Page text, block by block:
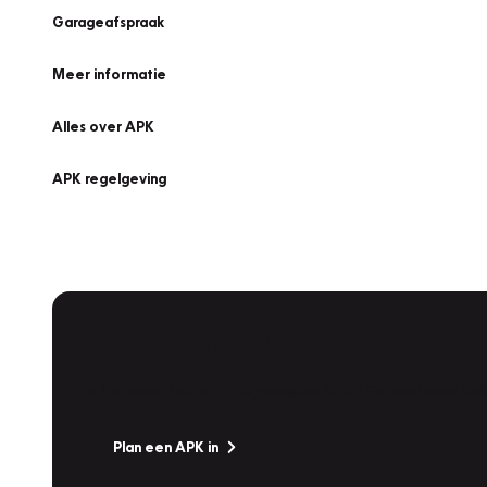
Garageafspraak
Meer informatie
Alles over APK
APK regelgeving
Plan een APK in